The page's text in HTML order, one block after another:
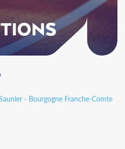
- Bourgogne Franche-Comte